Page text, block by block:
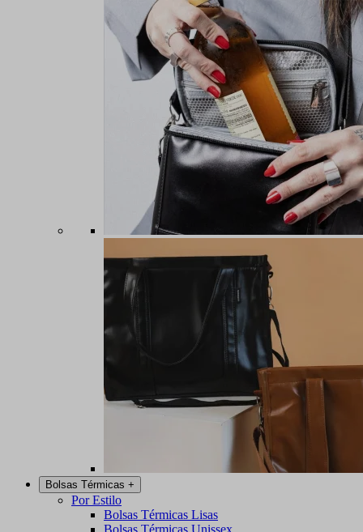
Bolsas Térmicas +
Por Estilo
Bolsas Térmicas Lisas
Bolsas Térmicas Unissex